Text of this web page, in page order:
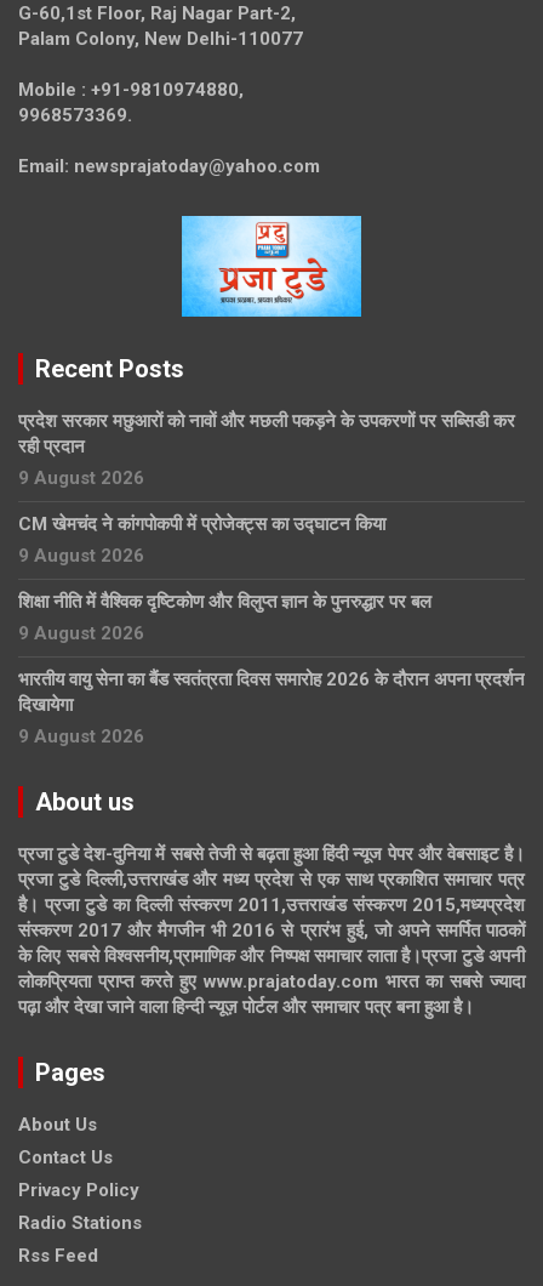
G-60,1st Floor, Raj Nagar Part-2,
Palam Colony, New Delhi-110077
Mobile : +91-9810974880,
9968573369.
Email: newsprajatoday@yahoo.com
Recent Posts
प्रदेश सरकार मछुआरों को नावों और मछली पकड़ने के उपकरणों पर सब्सिडी कर
रही प्रदान
9 August 2026
CM खेमचंद ने कांगपोकपी में प्रोजेक्ट्स का उद्घाटन किया
9 August 2026
शिक्षा नीति में वैश्विक दृष्टिकोण और विलुप्त ज्ञान के पुनरुद्धार पर बल
9 August 2026
भारतीय वायु सेना का बैंड स्वतंत्रता दिवस समारोह 2026 के दौरान अपना प्रदर्शन
दिखायेगा
9 August 2026
About us
प्रजा टुडे देश-दुनिया में सबसे तेजी से बढ़ता हुआ हिंदी न्यूज पेपर और वेबसाइट है।
प्रजा टुडे दिल्ली,उत्तराखंड और मध्य प्रदेश से एक साथ प्रकाशित समाचार पत्र
है। प्रजा टुडे का दिल्ली संस्करण 2011,उत्तराखंड संस्करण 2015,मध्यप्रदेश
संस्करण 2017 और मैगजीन भी 2016 से प्रारंभ हुई, जो अपने समर्पित पाठकों
के लिए सबसे विश्वसनीय,प्रामाणिक और निष्पक्ष समाचार लाता है।प्रजा टुडे अपनी
लोकप्रियता प्राप्त करते हुए www.prajatoday.com भारत का सबसे ज्यादा
पढ़ा और देखा जाने वाला हिन्दी न्यूज़ पोर्टल और समाचार पत्र बना हुआ है।
Pages
About Us
Contact Us
Privacy Policy
Radio Stations
Rss Feed